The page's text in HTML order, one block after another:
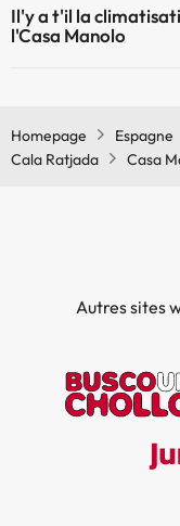
plus d'info sur la piscine
Il'y a t'il la
l'Casa Manolo
Homepage Espagne
Cala Ratjada
Casa
Autres sites